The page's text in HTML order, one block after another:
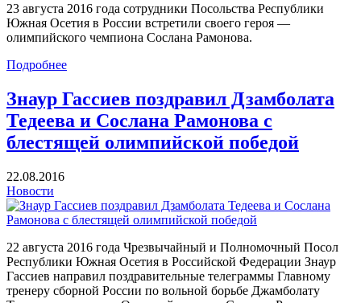
23 августа 2016 года сотрудники Посольства Республики
Южная Осетия в России встретили своего героя —
олимпийского чемпиона Сослана Рамонова.
Подробнее
Знаур Гассиев поздравил Дзамболата
Тедеева и Сослана Рамонова с
блестящей олимпийской победой
22.08.2016
Новости
22 августа 2016 года Чрезвычайный и Полномочный Посол
Республики Южная Осетия в Российской Федерации Знаур
Гассиев направил поздравительные телеграммы Главному
тренеру сборной России по вольной борьбе Джамболату